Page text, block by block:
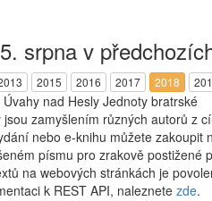
srpna v
2015 2016 2017 2018
nad Hesly Jednoty bratrské
jsou zamyšlením různých autorů z
nebo e-knihu můžete zakoupit
písmu pro zrakově postižené
na webových stránkách je
k REST API, naleznete zde.